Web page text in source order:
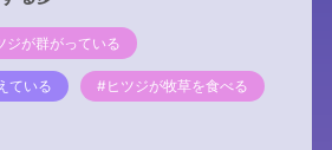
ジが群がっている
ている #ヒツジが牧草を食べる